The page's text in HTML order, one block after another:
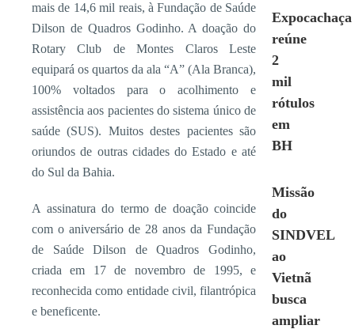
mais de 14,6 mil reais, à Fundação de Saúde
Dilson de Quadros Godinho. A doação do
Rotary Club de Montes Claros Leste
equipará os quartos da ala “A” (Ala Branca),
100% voltados para o acolhimento e
assistência aos pacientes do sistema único de
saúde (SUS). Muitos destes pacientes são
oriundos de outras cidades do Estado e até
do Sul da Bahia.
A assinatura do termo de doação coincide
com o aniversário de 28 anos da Fundação
de Saúde Dilson de Quadros Godinho,
criada em 17 de novembro de 1995, e
reconhecida como entidade civil, filantrópica
e beneficente.
Expocachaça
reúne
2
mil
rótulos
em
BH
Missão
do
SINDVEL
ao
Vietnã
busca
ampliar